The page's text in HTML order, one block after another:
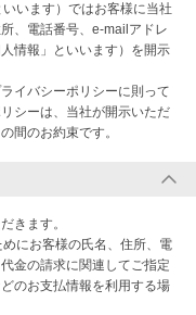
います）ではお客様に当社
、電話番号、e-mailアドレ
情報」といいます）を開示
イバシーポリシーに則って
シーは、当社が開示いただ
きます。
にお客様の氏名、住所、電
金の請求に関連してご指定
のお支払情報を利用する場